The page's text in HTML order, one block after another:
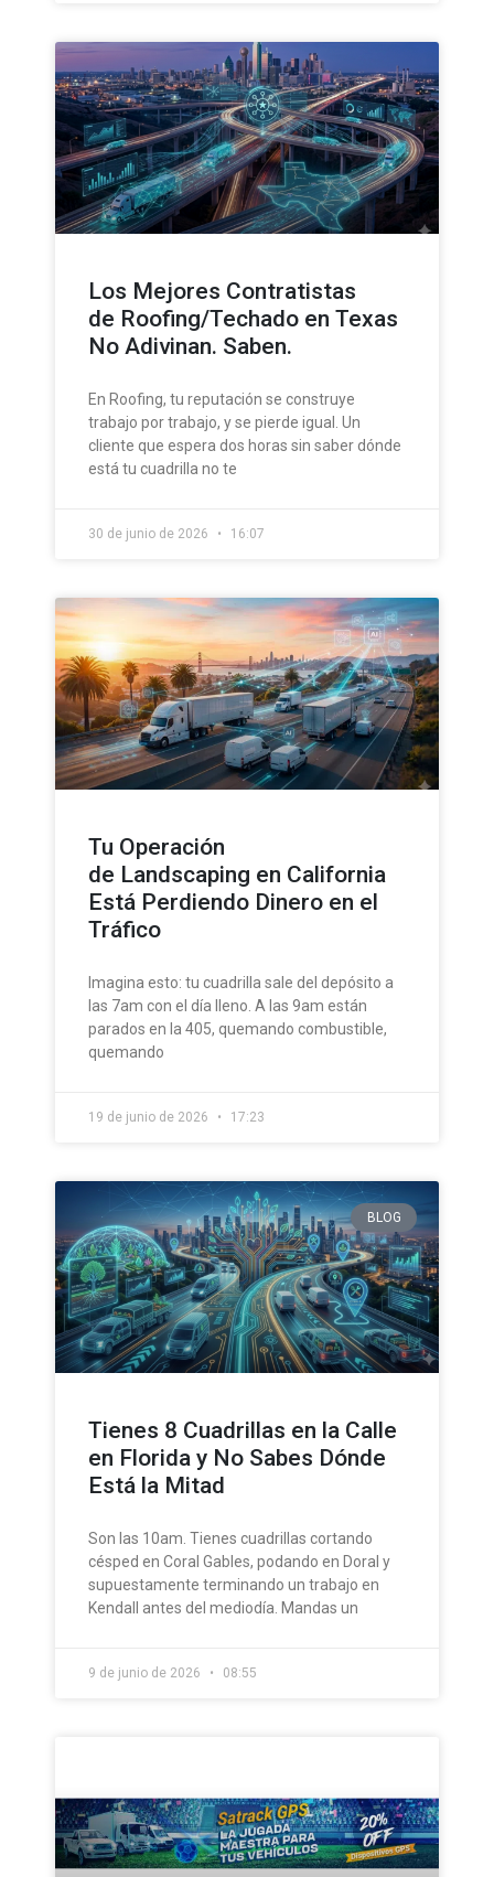
Los Mejores Contratistas
de Roofing/Techado en Texas
No Adivinan. Saben.
En Roofing, tu reputación se construye
trabajo por trabajo, y se pierde igual. Un
cliente que espera dos horas sin saber dónde
está tu cuadrilla no te
30 de junio de 2026 16:07
Tu Operación
de Landscaping en California
Está Perdiendo Dinero en el
Tráfico
Imagina esto: tu cuadrilla sale del depósito a
las 7am con el día lleno. A las 9am están
parados en la 405, quemando combustible,
quemando
19 de junio de 2026 17:23
BLOG
Tienes 8 Cuadrillas en la Calle
en Florida y No Sabes Dónde
Está la Mitad
Son las 10am. Tienes cuadrillas cortando
césped en Coral Gables, podando en Doral y
supuestamente terminando un trabajo en
Kendall antes del mediodía. Mandas un
9 de junio de 2026 08:55